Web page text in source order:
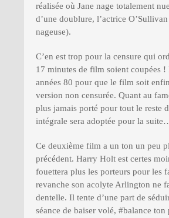
réalisée où Jane nage totalement
d’une doublure, l’actrice
nageuse).
C’en est trop pour la censure qui
17 minutes de film soient coupées
années 80 pour que le film soit
version non censurée. Quant au
plus jamais porté pour tout le reste
intégrale sera adoptée pour la
Ce deuxième film a un ton un peu
précédent. Harry Holt est certes
fouettera plus les porteurs pour les
revanche son acolyte Arlington ne
dentelle. Il tente d’une part de
séance de baiser volé, #balance